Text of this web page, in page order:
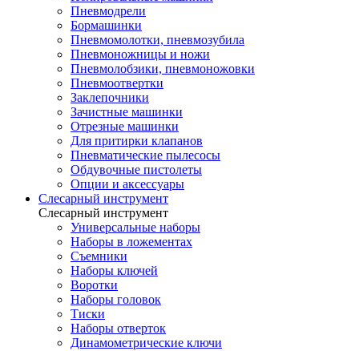
Пневмодрели
Бормашинки
Пневмомолотки, пневмозубила
Пневмоножницы и ножи
Пневмолобзики, пневмоножовки
Пневмоотвертки
Заклепочники
Зачистные машинки
Отрезные машинки
Для притирки клапанов
Пневматические пылесосы
Обдувочные пистолеты
Опции и аксессуары
Слесарный инструмент
Слесарный инструмент
Универсальные наборы
Наборы в ложементах
Съемники
Наборы ключей
Воротки
Наборы головок
Тиски
Наборы отверток
Динамометрические ключи